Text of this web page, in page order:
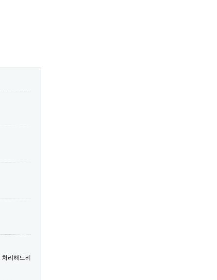
리해드리